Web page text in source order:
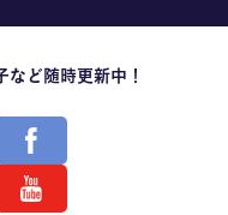
など随時更新中！